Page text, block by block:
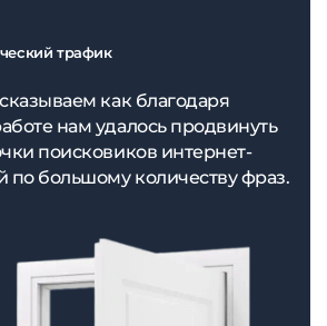
трафик
как благодаря
нам удалось продвинуть
поисковиков интернет-
по большому количеству фраз.